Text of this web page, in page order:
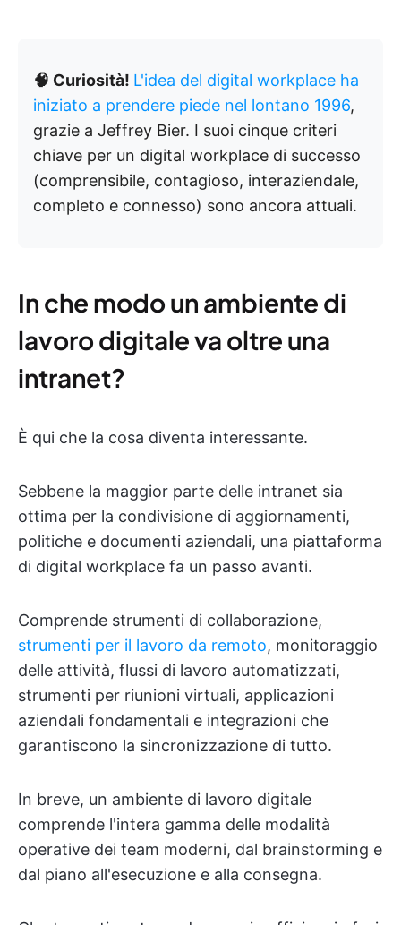
🧠 Curiosità! L'idea del digital workplace ha
iniziato a prendere piede nel lontano 1996,
grazie a Jeffrey Bier. I suoi cinque criteri
chiave per un digital workplace di successo
(comprensibile, contagioso, interaziendale,
completo e connesso) sono ancora attuali.
In che modo un ambiente di
lavoro digitale va oltre una
intranet?
È qui che la cosa diventa interessante.
Sebbene la maggior parte delle intranet sia
ottima per la condivisione di aggiornamenti,
politiche e documenti aziendali, una piattaforma
di digital workplace fa un passo avanti.
Comprende strumenti di collaborazione,
strumenti per il lavoro da remoto, monitoraggio
delle attività, flussi di lavoro automatizzati,
strumenti per riunioni virtuali, applicazioni
aziendali fondamentali e integrazioni che
garantiscono la sincronizzazione di tutto.
In breve, un ambiente di lavoro digitale
comprende l'intera gamma delle modalità
operative dei team moderni, dal brainstorming e
dal piano all'esecuzione e alla consegna.